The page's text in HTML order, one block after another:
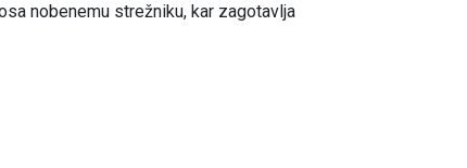
nobenemu strežniku, kar zagotavlja